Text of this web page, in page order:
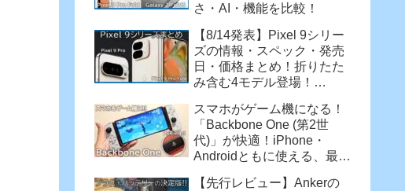
さ・AI・機能を比較！
【8/14発表】Pixel 9シリー
ズの情報・スペック・発売
日・価格まとめ！折りたた
み含む4モデル登場！
XL・Pixel 9 Pro Fold】
スマホがゲーム機になる！
「Backbone One (第2世
代)」が快適！iPhone・
Androidともに使える、最強
【先行レビュー】Ankerの